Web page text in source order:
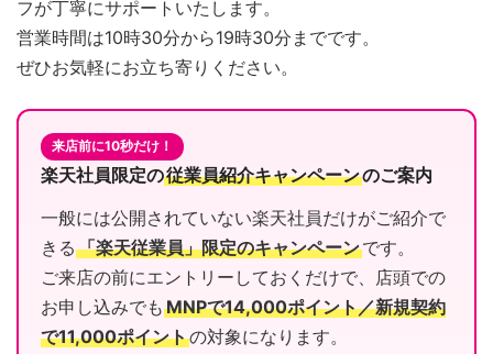
フが丁寧にサポートいたします。
営業時間は10時30分から19時30分までです。
ぜひお気軽にお立ち寄りください。
来店前に10秒だけ！
楽天社員限定の従業員紹介キャンペーンのご案内
一般には公開されていない楽天社員だけがご紹介で
きる 「楽天従業員」限定のキャンペーンです。
ご来店の前にエントリーしておくだけで、店頭での
お申し込みでも MNPで14,000ポイント／新規契約
で11,000ポイントの対象になります。